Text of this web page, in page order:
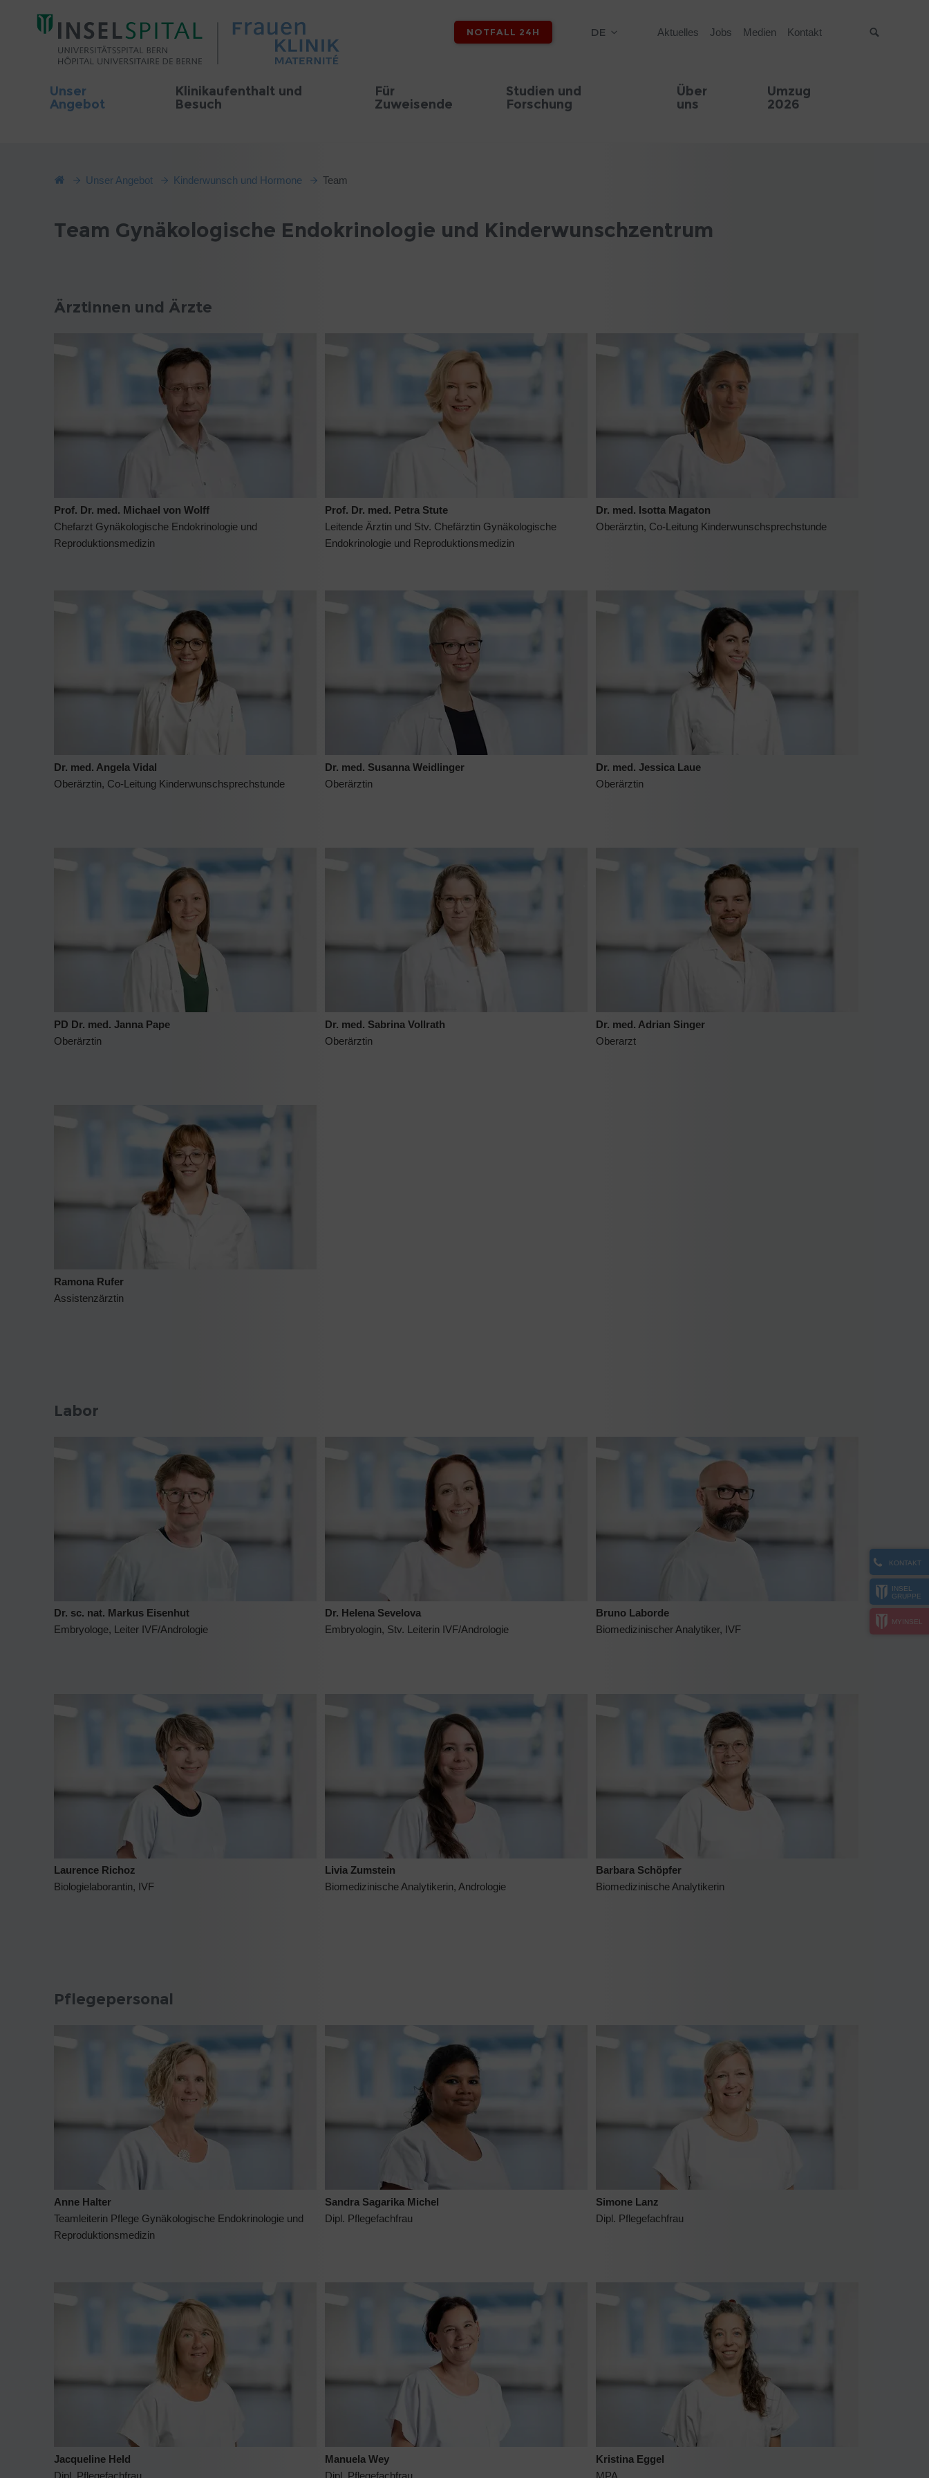
NOTFALL 24H DE Aktuelles Jobs Medien Kontakt
Unser
Angebot
Klinikaufenthalt und
Besuch
Für
Zuweisende
Studien und
Forschung
Über
uns
Umzug
2026
KONTAKT
INSEL
GRUPPE
MYINSEL
Unser Angebot Kinderwunsch und Hormone Team
Team Gynäkologische Endokrinologie und Kinderwunschzentrum
Ärztinnen und Ärzte
Prof. Dr. med. Michael von Wolff
Chefarzt Gynäkologische Endokrinologie und
Reproduktionsmedizin
Prof. Dr. med. Petra Stute
Leitende Ärztin und Stv. Chefärztin Gynäkologische
Endokrinologie und Reproduktionsmedizin
Dr. med. Isotta Magaton
Oberärztin, Co-Leitung Kinderwunschsprechstunde
Dr. med. Angela Vidal
Oberärztin, Co-Leitung Kinderwunschsprechstunde
Dr. med. Susanna Weidlinger
Oberärztin
Dr. med. Jessica Laue
Oberärztin
PD Dr. med. Janna Pape
Oberärztin
Dr. med. Sabrina Vollrath
Oberärztin
Dr. med. Adrian Singer
Oberarzt
Ramona Rufer
Assistenzärztin
Labor
Dr. sc. nat. Markus Eisenhut
Embryologe, Leiter IVF/Andrologie
Dr. Helena Sevelova
Embryologin, Stv. Leiterin IVF/Andrologie
Bruno Laborde
Biomedizinischer Analytiker, IVF
Laurence Richoz
Biologielaborantin, IVF
Livia Zumstein
Biomedizinische Analytikerin, Andrologie
Barbara Schöpfer
Biomedizinische Analytikerin
Pflegepersonal
Anne Halter
Teamleiterin Pflege Gynäkologische Endokrinologie und
Reproduktionsmedizin
Sandra Sagarika Michel
Dipl. Pflegefachfrau
Simone Lanz
Dipl. Pflegefachfrau
Jacqueline Held
Dipl. Pflegefachfrau
Manuela Wey
Dipl. Pflegefachfrau
Kristina Eggel
MPA